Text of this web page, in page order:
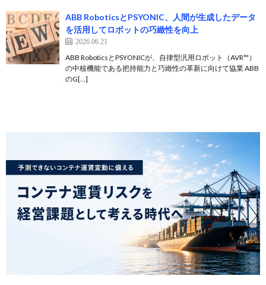
ABB RoboticsとPSYONIC、人間が生成したデータ
を活用してロボットの巧緻性を向上
2026.06.21
ABB RoboticsとPSYONICが、自律型汎用ロボット（AVR™）
の中核機能である把持能力と巧緻性の革新に向けて協業 ABB
のG[…]